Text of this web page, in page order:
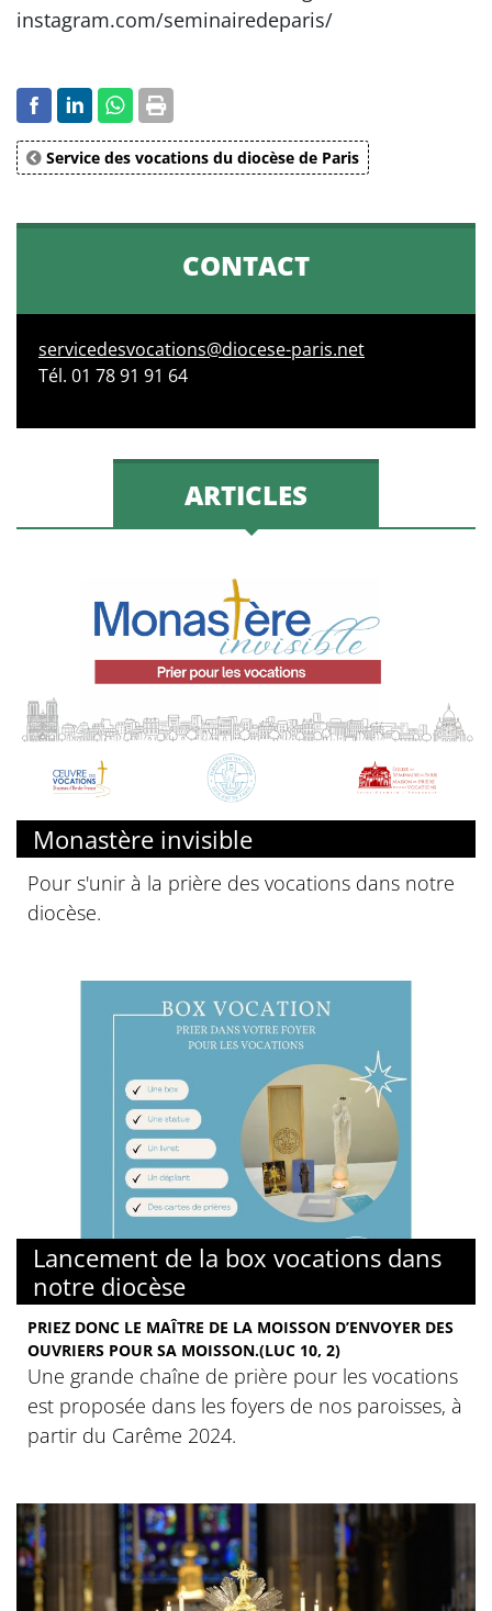
instagram.com/seminairedeparis/
Service des vocations du diocèse de Paris
CONTACT
servicedesvocations@diocese-paris.net
Tél. 01 78 91 91 64
ARTICLES
Monastère invisible
Pour s'unir à la prière des vocations dans notre
diocèse.
Lancement de la box vocations dans
notre diocèse
PRIEZ DONC LE MAÎTRE DE LA MOISSON D’ENVOYER DES
OUVRIERS POUR SA MOISSON.(LUC 10, 2)
Une grande chaîne de prière pour les vocations
est proposée dans les foyers de nos paroisses, à
partir du Carême 2024.